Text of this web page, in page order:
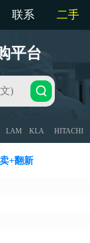
联系 二手
平台
LAM KLA HITACHI
+翻新